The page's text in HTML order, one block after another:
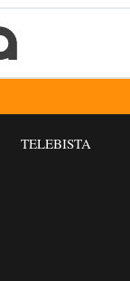
TELEBISTA